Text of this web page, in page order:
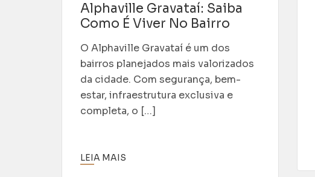
Alphaville Gravataí: Saiba
Como É Viver No Bairro
O Alphaville Gravataí é um dos
bairros planejados mais valorizados
da cidade. Com segurança, bem-
estar, infraestrutura exclusiva e
completa, o […]
LEIA MAIS